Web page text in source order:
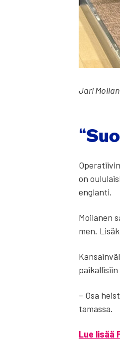
Jari
on
englan­ti.
Moi­la­nen
men.
– Osa
ta­mas­sa.
Lue lisää